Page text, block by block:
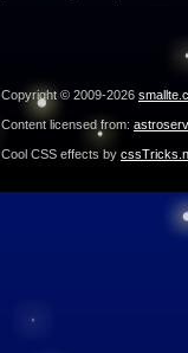
Copyright © 2009-2026
Content licensed from:
Cool CSS effects by